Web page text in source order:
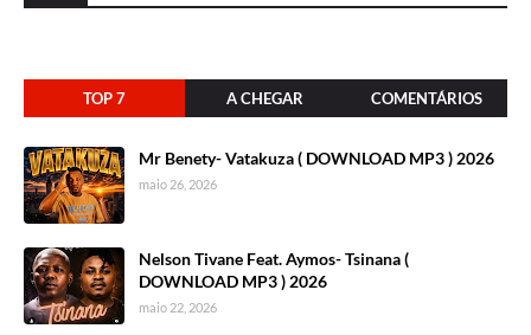
TOP 7 A CHEGAR COMENTÁRIOS
Mr Benety- Vatakuza ( DOWNLOAD MP3 ) 2026
maio 26, 2026
Nelson Tivane Feat. Aymos- Tsinana (
DOWNLOAD MP3 ) 2026
maio 22, 2026